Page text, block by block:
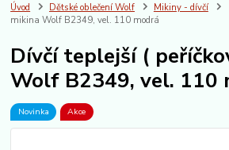
Úvod Dětské oblečení Wolf Mikiny - dívčí
mikina Wolf B2349, vel. 110 modrá
Dívčí teplejší (
Wolf B2349, vel. 110
Novinka Akce